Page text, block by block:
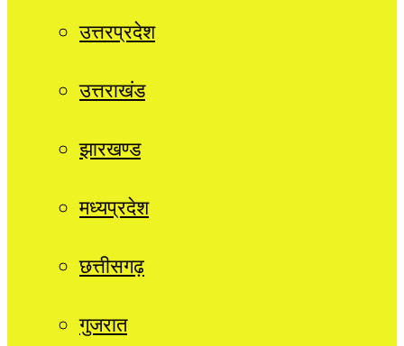
उत्तरप्रदेश
उत्तराखंड
झारखण्ड
मध्यप्रदेश
छत्तीसगढ़
गुजरात